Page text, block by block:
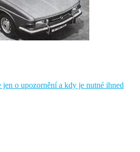
o upozornění a kdy je nutné ihned